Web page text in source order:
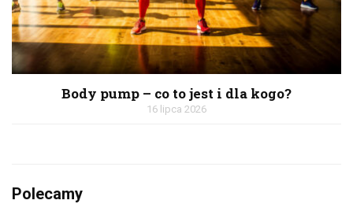
Body pump – co to jest i dla kogo?
16 lipca 2026
Polecamy